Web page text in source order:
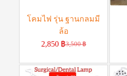
โคมไฟ รุ่น ฐานกลมมี
ล้อ
3,500฿
2,850 ฿